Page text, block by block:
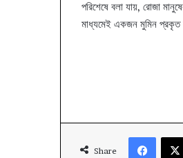
পরিশেষে বলা যায়, রোজা
মাধ্যমেই একজন মুমিন প্রকৃত
Share